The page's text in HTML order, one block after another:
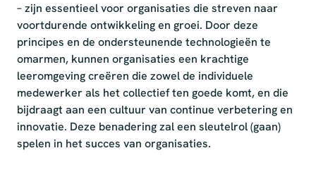
– zijn essentieel voor organisaties die streven naar
voortdurende ontwikkeling en groei. Door deze
principes en de ondersteunende technologieën te
omarmen, kunnen organisaties een krachtige
leeromgeving creëren die zowel de individuele
medewerker als het collectief ten goede komt, en die
bijdraagt aan een cultuur van continue verbetering en
innovatie. Deze benadering zal een sleutelrol (gaan)
spelen in het succes van organisaties.